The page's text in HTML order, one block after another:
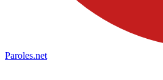
Paroles.net